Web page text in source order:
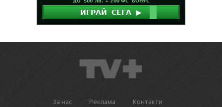
За нас Реклама Контакти